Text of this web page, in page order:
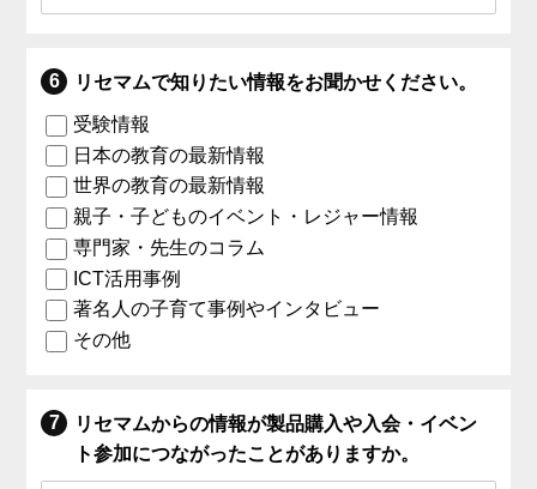
リセマムで知りたい情報をお聞かせください。
受験情報
日本の教育の最新情報
世界の教育の最新情報
親子・子どものイベント・レジャー情報
専門家・先生のコラム
ICT活用事例
著名人の子育て事例やインタビュー
その他
リセマムからの情報が製品購入や入会・イベン
ト参加につながったことがありますか。